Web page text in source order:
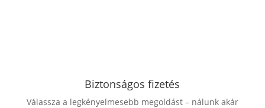
Biztonságos fizetés
Válassza a legkényelmesebb megoldást – nálunk akár